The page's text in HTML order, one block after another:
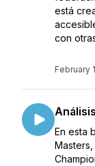
está
con
February
En esta